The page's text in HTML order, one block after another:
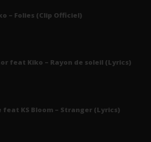
– Folies (Clip Officiel)
feat Kiko – Rayon de soleil (Lyrics)
feat KS Bloom – Stranger (Lyrics)